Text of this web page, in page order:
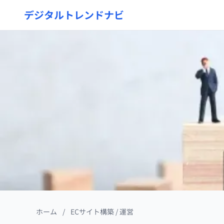
デジタルトレンドナビ
ホーム / ECサイト構築 / 運営